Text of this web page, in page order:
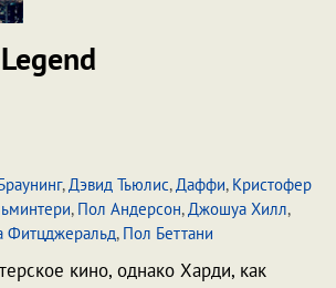
,Дэвид Тьюлис,Даффи, Кристофер
, Пол Андерсон,Джошуа Хилл,
Фитцджеральд, Пол Беттани
кино, однако Харди, как